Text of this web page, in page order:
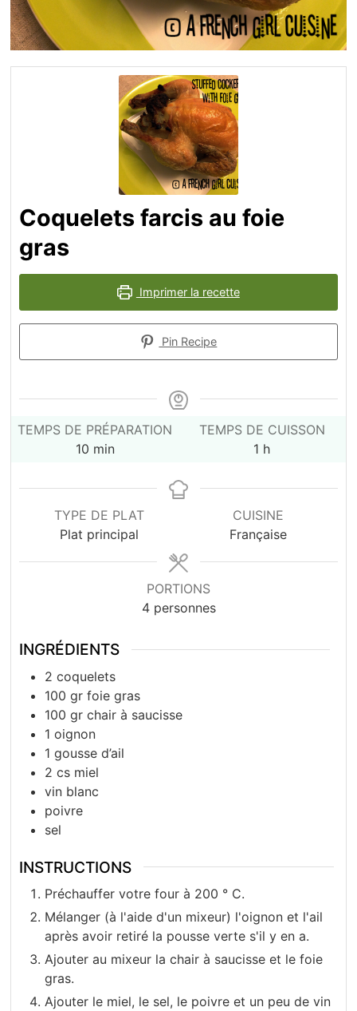
Coquelets farcis au foie
gras
Imprimer la recette
Pin Recipe
TEMPS DE PRÉPARATION
10minutes
min
TEMPS DE CUISSON
1 heure
h
TYPE DE PLAT
Plat principal
CUISINE
Française
PORTIONS
4 personnes
INGRÉDIENTS
2 coquelets
100 gr foie gras
100 gr chair à saucisse
1 oignon
1 gousse d’ail
2 cs miel
vin blanc
poivre
sel
INSTRUCTIONS
Préchauffer votre four à 200 ° C.
Mélanger (à l'aide d'un mixeur) l'oignon et l'ail
après avoir retiré la pousse verte s'il y en a.
Ajouter au mixeur la chair à saucisse et le foie
gras.
Ajouter le miel, le sel, le poivre et un peu de vin